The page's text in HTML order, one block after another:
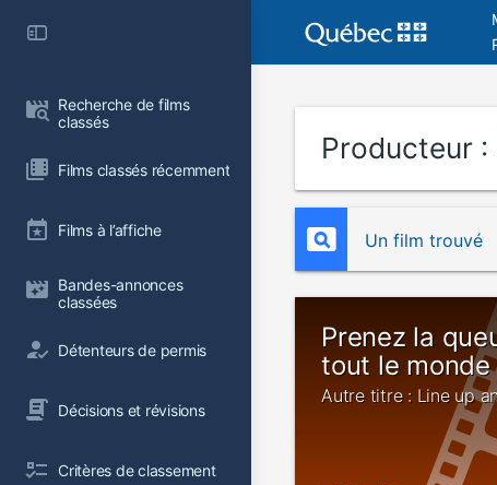
Recherche de films
classés
Films classés récemment
Films à l’affiche
Bandes-annonces
classées
Détenteurs de permis
Décisions et révisions
Critères de classement
Producteur :
Un film trouvé
Prenez la
tout le monde
Autre titre : Line up